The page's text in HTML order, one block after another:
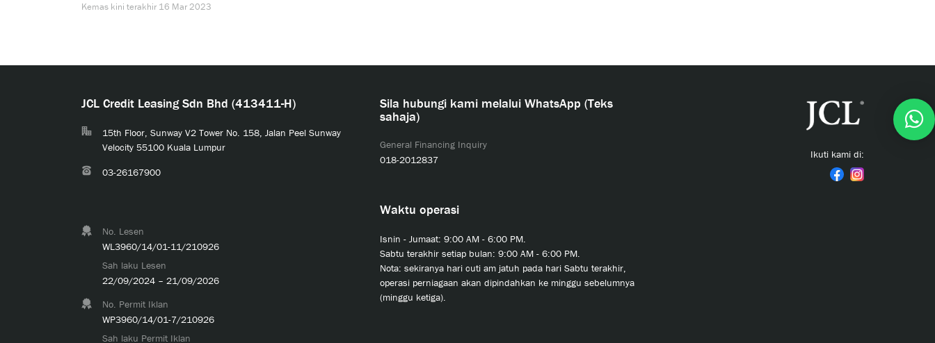
Kemas kini terakhir 16 Mar 2023
Ikuti kami di:
JCL Credit Leasing Sdn Bhd (413411-H)
15th Floor, Sunway V2 Tower No. 158, Jalan Peel Sunway
Velocity 55100 Kuala Lumpur
03-26167900
No. Lesen
WL3960/14/01-11/210926
Sah laku Lesen
22/09/2024 – 21/09/2026
No. Permit Iklan
WP3960/14/01-7/210926
Sah laku Permit Iklan
Sila hubungi kami melalui WhatsApp (Teks
sahaja)
General Financing Inquiry
018-2012837
Waktu operasi
Isnin - Jumaat: 9:00 AM - 6:00 PM.
Sabtu terakhir setiap bulan: 9:00 AM - 6:00 PM.
Nota: sekiranya hari cuti am jatuh pada hari Sabtu terakhir,
operasi perniagaan akan dipindahkan ke minggu sebelumnya
(minggu ketiga).